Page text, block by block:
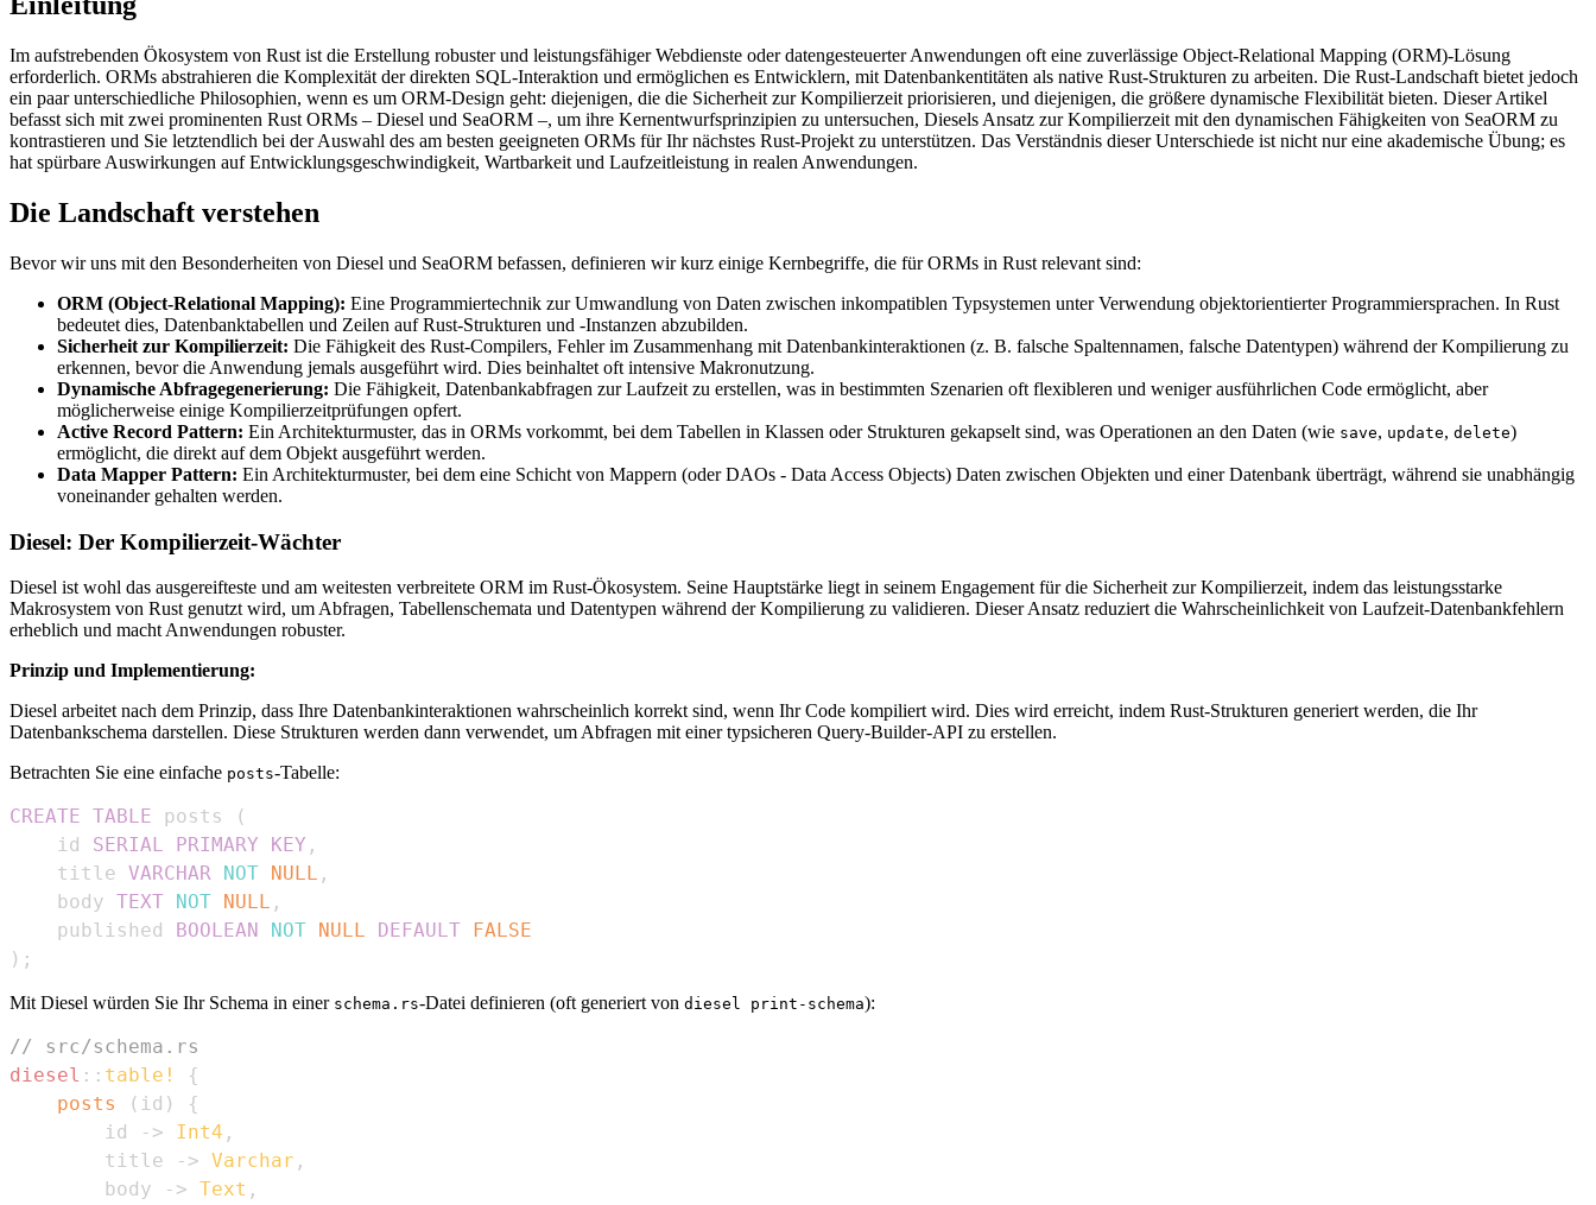
Im aufstrebenden Ökosystem von Rust ist die Erstellung robuster und leistungsfähiger Webdienste oder datengesteuerter Anwendungen oft eine zuverlässige Object-Relational Mapping (ORM)-Lösung
erforderlich. ORMs abstrahieren die Komplexität der direkten SQL-Interaktion und ermöglichen es Entwicklern, mit Datenbankentitäten als native Rust-Strukturen zu arbeiten. Die Rust-Landschaft bietet jedoch
ein paar unterschiedliche Philosophien, wenn es um ORM-Design geht: diejenigen, die die Sicherheit zur Kompilierzeit priorisieren, und diejenigen, die größere dynamische Flexibilität bieten. Dieser Artikel
befasst sich mit zwei prominenten Rust ORMs – Diesel und SeaORM –, um ihre Kernentwurfsprinzipien zu untersuchen, Diesels Ansatz zur Kompilierzeit mit den dynamischen Fähigkeiten von SeaORM zu
kontrastieren und Sie letztendlich bei der Auswahl des am besten geeigneten ORMs für Ihr nächstes Rust-Projekt zu unterstützen. Das Verständnis dieser Unterschiede ist nicht nur eine akademische Übung; es
hat spürbare Auswirkungen auf Entwicklungsgeschwindigkeit, Wartbarkeit und Laufzeitleistung in realen Anwendungen.
Die Landschaft verstehen
Bevor wir uns mit den Besonderheiten von Diesel und SeaORM befassen, definieren wir kurz einige Kernbegriffe, die für ORMs in Rust relevant sind:
ORM (Object-Relational Mapping): Eine Programmiertechnik zur Umwandlung von Daten zwischen inkompatiblen Typsystemen unter Verwendung objektorientierter Programmiersprachen. In Rust
bedeutet dies, Datenbanktabellen und Zeilen auf Rust-Strukturen und -Instanzen abzubilden.
Sicherheit zur Kompilierzeit: Die Fähigkeit des Rust-Compilers, Fehler im Zusammenhang mit Datenbankinteraktionen (z. B. falsche Spaltennamen, falsche Datentypen) während der Kompilierung zu
erkennen, bevor die Anwendung jemals ausgeführt wird. Dies beinhaltet oft intensive Makronutzung.
Dynamische Abfragegenerierung: Die Fähigkeit, Datenbankabfragen zur Laufzeit zu erstellen, was in bestimmten Szenarien oft flexibleren und weniger ausführlichen Code ermöglicht, aber
möglicherweise einige Kompilierzeitprüfungen opfert.
Active Record Pattern: Ein Architekturmuster, das in ORMs vorkommt, bei dem Tabellen in Klassen oder Strukturen gekapselt sind, was Operationen an den Daten (wie save, update, delete)
ermöglicht, die direkt auf dem Objekt ausgeführt werden.
Data Mapper Pattern: Ein Architekturmuster, bei dem eine Schicht von Mappern (oder DAOs - Data Access Objects) Daten zwischen Objekten und einer Datenbank überträgt, während sie unabhängig
voneinander gehalten werden.
Diesel: Der Kompilierzeit-Wächter
Diesel ist wohl das ausgereifteste und am weitesten verbreitete ORM im Rust-Ökosystem. Seine Hauptstärke liegt in seinem Engagement für die Sicherheit zur Kompilierzeit, indem das leistungsstarke
Makrosystem von Rust genutzt wird, um Abfragen, Tabellenschemata und Datentypen während der Kompilierung zu validieren. Dieser Ansatz reduziert die Wahrscheinlichkeit von Laufzeit-Datenbankfehlern
erheblich und macht Anwendungen robuster.
Prinzip und Implementierung:
Diesel arbeitet nach dem Prinzip, dass Ihre Datenbankinteraktionen wahrscheinlich korrekt sind, wenn Ihr Code kompiliert wird. Dies wird erreicht, indem Rust-Strukturen generiert werden, die Ihr
Datenbankschema darstellen. Diese Strukturen werden dann verwendet, um Abfragen mit einer typsicheren Query-Builder-API zu erstellen.
Betrachten Sie eine einfache posts-Tabelle:
CREATE TABLE posts
(
    id
SERIAL PRIMARY KEY ,
    title
VARCHAR NOT NULL ,
    body
TEXT NOT NULL ,
    published
BOOLEAN NOT NULL DEFAULT
FALSE
) ;
Mit Diesel würden Sie Ihr Schema in einer schema.rs-Datei definieren (oft generiert von diesel print-schema):
// src/schema.rs
diesel :: table!
{
posts
( id )
{
        id
-> Int4 ,
        title
-> Varchar ,
        body
-> Text ,